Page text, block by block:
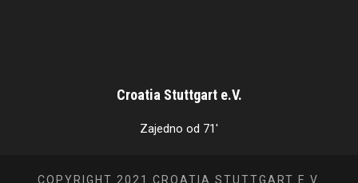
Croatia Stuttgart e.V.
Zajedno od 71'
COPYRIGHT 2021 CROATIA STUTTGART E.V.